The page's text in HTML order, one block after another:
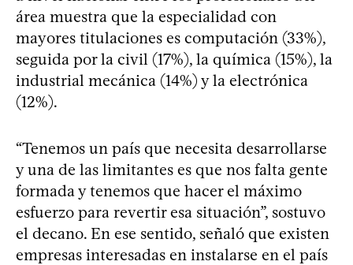
área muestra que la especialidad con
mayores titulaciones es computación (33%),
seguida por la civil (17%), la química (15%), la
industrial mecánica (14%) y la electrónica
(12%).
“Tenemos un país que necesita desarrollarse
y una de las limitantes es que nos falta gente
formada y tenemos que hacer el máximo
esfuerzo para revertir esa situación”, sostuvo
el decano. En ese sentido, señaló que existen
empresas interesadas en instalarse en el país